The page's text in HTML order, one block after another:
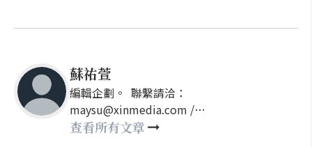
蘇祐萱
編輯企劃。 聯繫請洽：
maysu@xinmedia.com /
may860527@gmail.com
查看所有文章